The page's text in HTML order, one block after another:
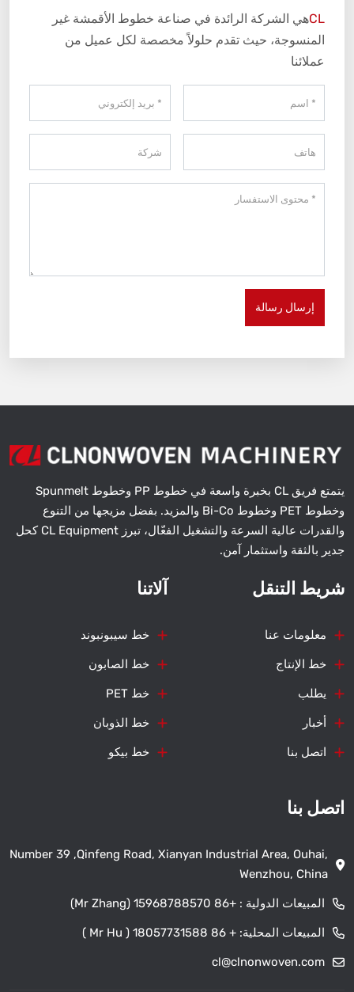
CLهي الشركة الرائدة في صناعة خطوط الأقمشة غير
المنسوجة، حيث تقدم حلولاً مخصصة لكل عميل من
عملائنا
إرسال رسالة
يتمتع فريق CL بخبرة واسعة في خطوط PP وخطوط Spunmelt
وخطوط PET وخطوط Bi-Co والمزيد. بفضل مزيجها من التنوع
والقدرات عالية السرعة والتشغيل الفعّال، تبرز CL Equipment كحل
جدير بالثقة واستثمار آمن.
شريط التنقل
معلومات عنا
خط الإنتاج
يطلب
أخبار
اتصل بنا
آلاتنا
خط سيبونبوند
خط الصابون
خط PET
خط الذوبان
خط بيكو
اتصل بنا
Number 39 ,Qinfeng Road, Xianyan Industrial Area, Ouhai,
Wenzhou, China
المبيعات الدولية : +86 15968788570 (Mr Zhang)
المبيعات المحلية: + 86 18057731588 ( Mr Hu )
cl@clnonwoven.com